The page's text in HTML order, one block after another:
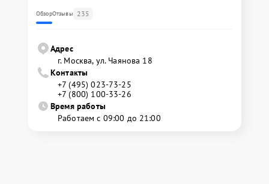
ОбзорОтзывы 235
Адрес
г. Москва, ул. Чаянова 18
Контакты
+7 (495) 023-73-25
+7 (800) 100-33-26
Время работы
Работаем с 09:00 до 21:00